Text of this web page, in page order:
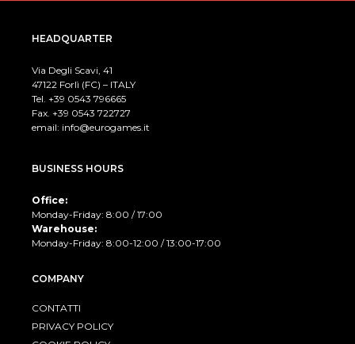
HEADQUARTER
Via Degli Scavi, 41
47122 Forlì (FC) – ITALY
Tel. +39 0543 796665
Fax. +39 0543 722727
email: info@eurogames.it
BUSINESS HOURS
Office:
Monday-Friday: 8:00 / 17:00
Warehouse:
Monday-Friday: 8:00-12:00 / 13:00-17:00
COMPANY
CONTATTI
PRIVACY POLICY